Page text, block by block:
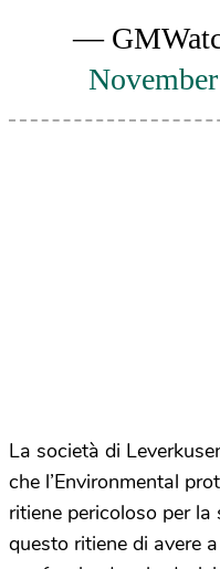
—
La società di
che l’Environmental
ritiene pericoloso per la
questo ritiene di avere